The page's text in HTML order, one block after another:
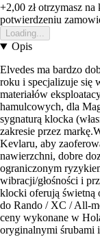
+2,00 złotrzymasz na
potwierdzeniu
Loading...
Opis
Elvedes ma bardzo
roku i specjalizuje się
materiałów
hamulcowych, dla
sygnaturą klocka
zakresie przez
Kevlaru, aby
nawierzchni, dobre
ograniczonym
wibracji/głośności i
klocki oferują świetną
do Rando / XC / All-
ceny wykonane w
oryginalnymi śrubami